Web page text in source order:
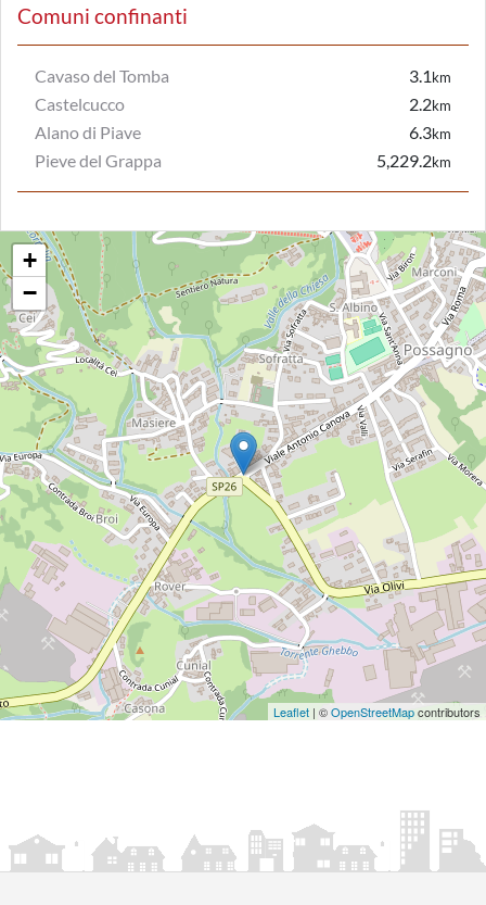
Comuni confinanti
Cavaso del Tomba 3.1km
Castelcucco 2.2km
Alano di Piave 6.3km
Pieve del Grappa 5,229.2km
+
−
Leaflet | ©OpenStreetMapcontributors